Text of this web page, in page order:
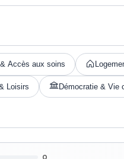
Accès aux soins
Loisirs Démocratie & Vie
0